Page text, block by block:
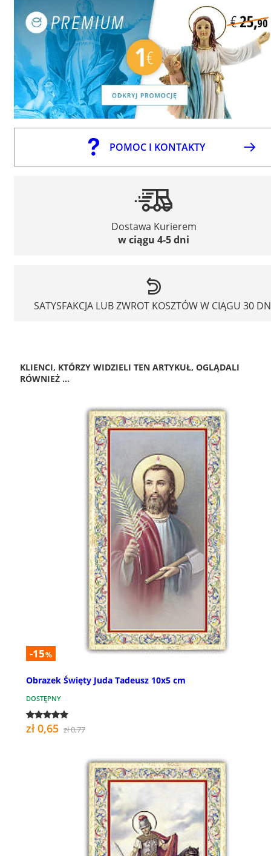
POMOC I KONTAKTY
Dostawa Kurierem
w ciągu 4-5 dni
SATYSFAKCJA LUB ZWROT KOSZTÓW W CIĄGU 30
KLIENCI, KTÓRZY WIDZIELI TEN ARTYKUŁ, OGLĄDALI
RÓWNIEŻ ...
-15%
Obrazek Święty Juda Tadeusz 10x5 cm
DOSTĘPNY
zł 0,65 zł 0,77